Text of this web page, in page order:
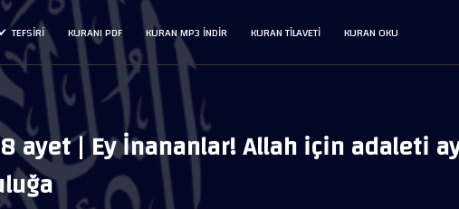
KURAN OKU
KURAN TILAVETI
KURAN MP3 INDIR
KURANI PDF
TEFSIRI
ayet | Ey İnananlar! Allah için adaleti